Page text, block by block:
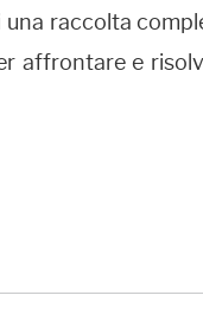
raccolta
affrontare e